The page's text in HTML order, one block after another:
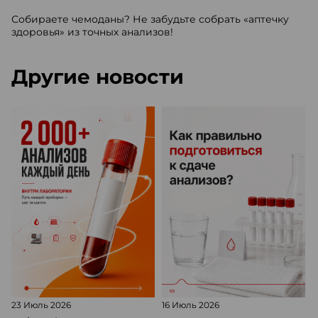
Собираете чемоданы? Не забудьте собрать «аптечку
здоровья» из точных анализов!
Другие новости
23 Июль 2026 16 Июль 2026